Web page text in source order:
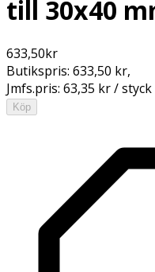
till 30x40
633,50kr
Butikspris: 633,50 kr,
Jmfs.pris: 63,35 kr / styck
Köp